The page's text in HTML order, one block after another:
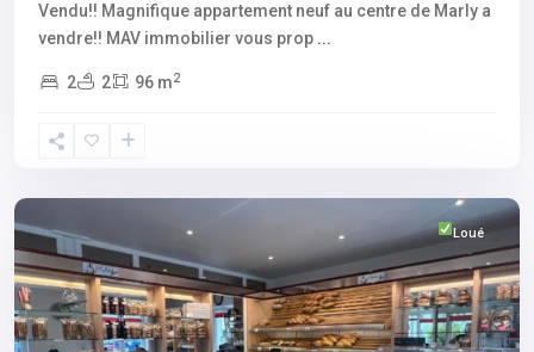
Vendu!! Magnifique appartement neuf au centre de Marly a
vendre!! MAV immobilier vous prop ...
2 2 96 m2
Fribourg
Loué